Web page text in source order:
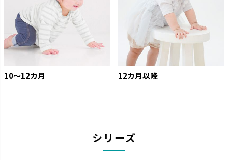
10〜12カ月 12カ月以降
シリーズ